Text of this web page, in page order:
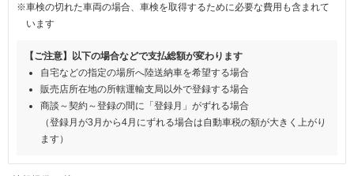
※車検の切れた車両の場合、車検を取得するために必要な費用も含まれて
います
【ご注意】以下の場合などで支払総額が変わります
自宅などの指定の場所へ陸送納車を希望する場合
販売店所在地の所轄運輸支局以外で登録する場合
商談～契約～登録の間に「登録月」がずれる場合
（登録月が3月から4月にずれる場合は自動車税の額が大きく上がり
ます）